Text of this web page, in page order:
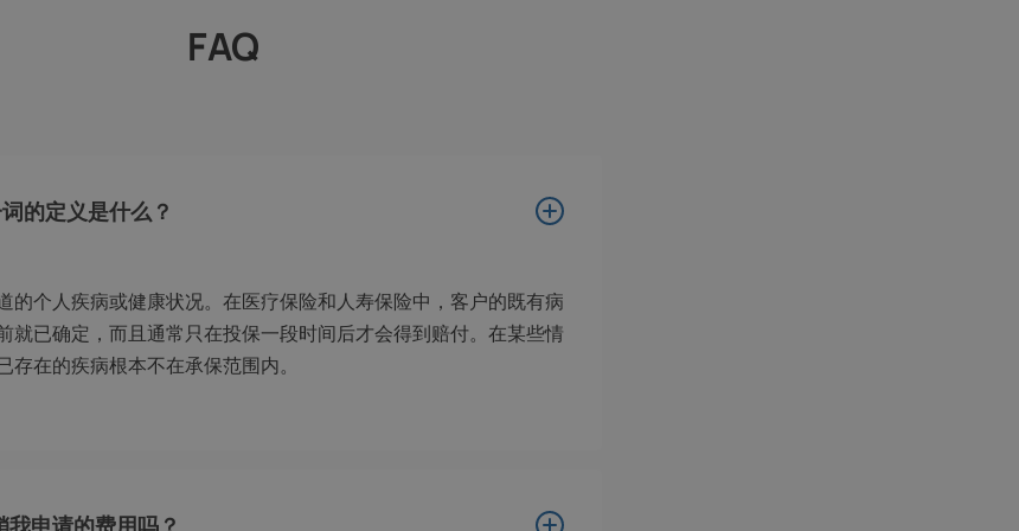
FAQ
的定义是什么？
的个人疾病或健康状况。在医疗保险和人寿保险中，客户的既有病
就已确定，而且通常只在投保一段时间后才会得到赔付。在某些情
存在的疾病根本不在承保范围内。
申请的费用吗？